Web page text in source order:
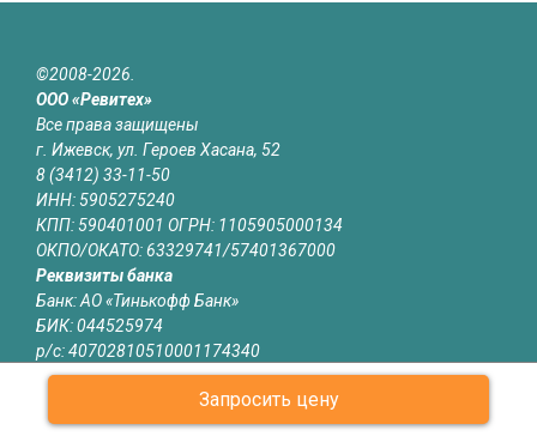
Запросить цену
©2008-2026.
ООО «Ревитех»
Все права защищены
г. Ижевск, ул. Героев Хасана, 52
8 (3412) 33-11-50
ИНН: 5905275240
КПП: 590401001 ОГРН: 1105905000134
ОКПО/ОКАТО: 63329741/57401367000
Реквизиты банка
Банк: АО «Тинькофф Банк»
БИК: 044525974
р/с: 40702810510001174340
к/с: 30101810145250000974
Юридическая информация
Информация на сайте izhevsk.revitech.ru не является публичной